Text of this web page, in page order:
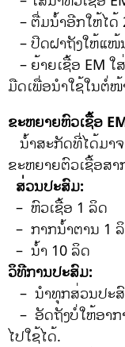
– ຕື່ມນ້ໍາອີກໃຫ້ໄດ້
– ປິດຝາຖັງໃຫ້ແໜ້
– ຍ້າຍເຊື້ອ EM
ມືດເພື່ອນໍາໃຊ້ໃນຕໍ່ໜ້
ຂະຫຍາຍຫົວເຊື້ອ
ນໍ້າສະກັດທີ່ໄດ້ມາ
ຂະຫຍາຍຕົວເຊື້ອສາ
ສ່ວນປະສົມ:
– ຫົວເຊື້ອ 1 ລິດ
– ກາກນ້ໍາຕານ 1
– ນໍ້າ 10 ລິດ
ວິທີການປະສົມ:
– ນໍາທຸກສ່ວນປະ
– ອັດຖັງບໍ່ໃຫ້ອາກ
ໄປໃຊ້ໄດ້.